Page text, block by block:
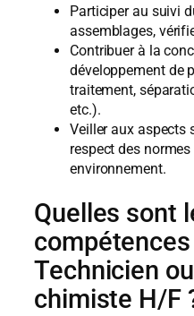
Participer au suivi
assemblages,
Contribuer à la
développement de
traitement,
etc.).
Veiller aux aspects
respect des
environnement.
Quelles sont
compétences
Technicien ou
chimiste H/F